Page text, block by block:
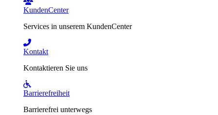
KundenCenter
Services in unserem KundenCenter
Kontakt
Kontaktieren Sie uns
Barrierefreiheit
Barrierefrei unterwegs